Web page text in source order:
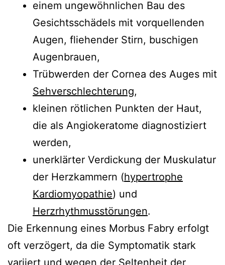
einem ungewöhnlichen Bau des
Gesichtsschädels mit vorquellenden
Augen, fliehender Stirn, buschigen
Augenbrauen,
Trübwerden der Cornea des Auges mit
Sehverschlechterung,
kleinen rötlichen Punkten der Haut,
die als Angiokeratome diagnostiziert
werden,
unerklärter Verdickung der Muskulatur
der Herzkammern (hypertrophe
Kardiomyopathie) und
Herzrhythmusstörungen.
Die Erkennung eines Morbus Fabry erfolgt
oft verzögert, da die Symptomatik stark
variiert und wegen der Seltenheit der